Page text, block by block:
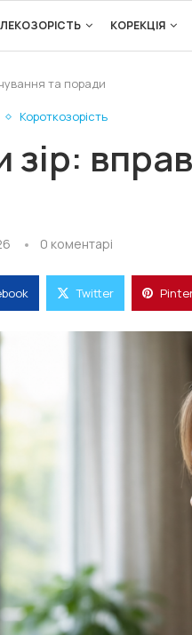
КОРЕКЦІЯ
та поради
Короткозорість
0 коментарі
Twitter